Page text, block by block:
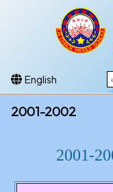
English
2001-2002